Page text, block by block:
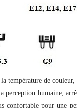
température de
perception humaine,
confortable pour une